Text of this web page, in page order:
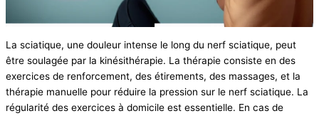
La sciatique, une douleur intense le long du nerf sciatique, peut
être soulagée par la kinésithérapie. La thérapie consiste en des
exercices de renforcement, des étirements, des massages, et la
thérapie manuelle pour réduire la pression sur le nerf sciatique. La
régularité des exercices à domicile est essentielle. En cas de